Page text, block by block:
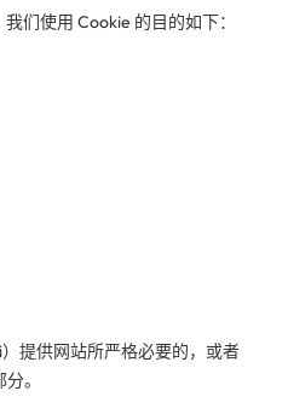
们使用 Cookie 的目的如下：
提供网站所严格必要的，或者
。